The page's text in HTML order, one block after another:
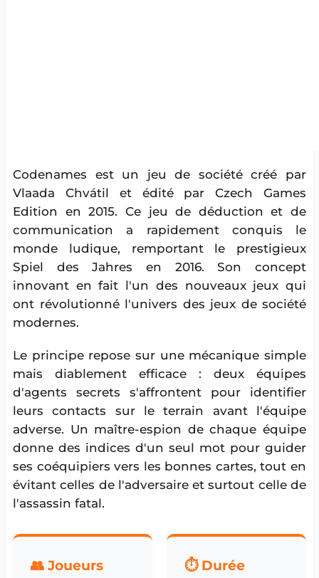
Codenames est un jeu de société créé par
Vlaada Chvátil et édité par Czech Games
Edition en 2015. Ce jeu de déduction et de
communication a rapidement conquis le
monde ludique, remportant le prestigieux
Spiel des Jahres en 2016. Son concept
innovant en fait l'un des nouveaux jeux qui
ont révolutionné l'univers des jeux de société
modernes.
Le principe repose sur une mécanique simple
mais diablement efficace : deux équipes
d'agents secrets s'affrontent pour identifier
leurs contacts sur le terrain avant l'équipe
adverse. Un maître-espion de chaque équipe
donne des indices d'un seul mot pour guider
ses coéquipiers vers les bonnes cartes, tout en
évitant celles de l'adversaire et surtout celle de
l'assassin fatal.
👥 Joueurs ⏱️ Durée